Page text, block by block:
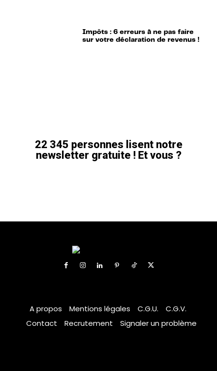
Impôts : 6 erreurs à ne pas faire
sur votre déclaration de revenus !
22 345 personnes lisent notre
newsletter gratuite ! Et vous ?
A propos Mentions légales C.G.U.
C.G.V.
Contact
Recrutement Signaler un problème